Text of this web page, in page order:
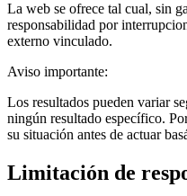
La web se ofrece tal cual, sin
responsabilidad por
externo vinculado.
Aviso importante:
Los resultados pueden variar
ningún resultado específico.
su situación antes de actuar
Limitación de